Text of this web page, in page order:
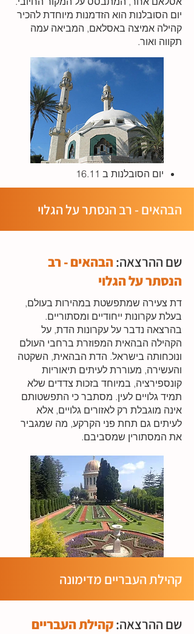
יום הסובלנות הוא הזדמנות מיוחדת להכיר
קהילה אמיצה באסלאם, המביאה עמה
תקווה ואור.
יום הסובלנות ב 16.11
הבהאים - רב הנסתר על הגלוי
שם ההרצאה:הבהאים - רב
הנסתר על הגלוי
דת צעירה שמתפשטת במהירות בעולם,
בעלת עקרונות ייחודיים ומסתוריים.
בהרצאה נדבר על עקרונות הדת, על
הקהילה הבהאית המפוזרת ברחבי העולם
ונוכחותה בישראל. הדת הבהאית, השקטה
והעשירה, מעוררת לעיתים תיאוריות
קונספירציה, במיוחד בזכות צדדים שלא
תמיד גלויים לעין. מסתבר כי התפשטותם
אינה מוגבלת רק לאזורים גלויים, אלא
לעיתים גם תחת פני הקרקע, מה שמגביר
את המסתורין שמסביבם.
קהילת העבריים מדימונה
שם ההרצאה:קהילת העבריים